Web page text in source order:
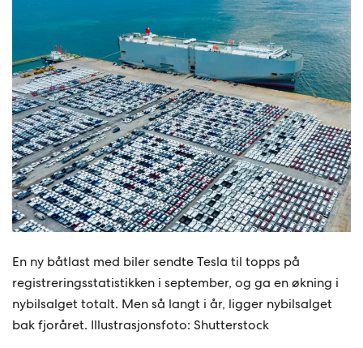
En ny båtlast med biler sendte Tesla til topps på
registreringsstatistikken i september, og ga en økning i
nybilsalget totalt. Men så langt i år, ligger nybilsalget
bak fjoråret. Illustrasjonsfoto: Shutterstock